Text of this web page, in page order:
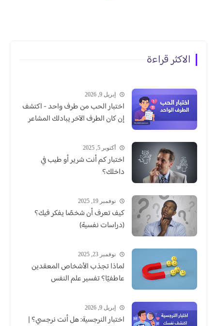
الاكثر قراءة
إبريل 9, 2026
اختبار الحب من طرف واحد - اكتشف
إن كان الطرف الآخر يبادلك المشاعر
أكتوبر 5, 2025
اختبار كم أنت شرير أو طيب في
داخلك؟
نوفمبر 19, 2025
كيف تعرف أن شخصًا يفكر فيك؟
(دراسات نفسية)
نوفمبر 23, 2025
لماذا تجذب الأشخاص المعقدين
عاطفيًا؟ تفسير علم النفس
إبريل 9, 2026
اختبار النرجسية: هل أنت نرجسي؟ |